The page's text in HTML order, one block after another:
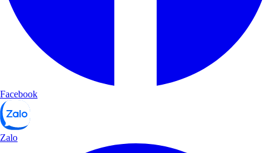
Facebook
Zalo